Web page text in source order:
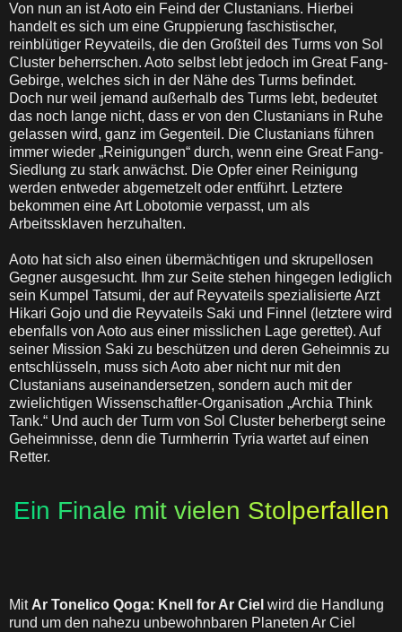
Von nun an ist Aoto ein Feind der Clustanians. Hierbei
handelt es sich um eine Gruppierung faschistischer,
reinblütiger Reyvateils, die den Großteil des Turms von Sol
Cluster beherrschen. Aoto selbst lebt jedoch im Great Fang-
Gebirge, welches sich in der Nähe des Turms befindet.
Doch nur weil jemand außerhalb des Turms lebt, bedeutet
das noch lange nicht, dass er von den Clustanians in Ruhe
gelassen wird, ganz im Gegenteil. Die Clustanians führen
immer wieder „Reinigungen“ durch, wenn eine Great Fang-
Siedlung zu stark anwächst. Die Opfer einer Reinigung
werden entweder abgemetzelt oder entführt. Letztere
bekommen eine Art Lobotomie verpasst, um als
Arbeitssklaven herzuhalten.
Aoto hat sich also einen übermächtigen und skrupellosen
Gegner ausgesucht. Ihm zur Seite stehen hingegen lediglich
sein Kumpel Tatsumi, der auf Reyvateils spezialisierte Arzt
Hikari Gojo und die Reyvateils Saki und Finnel (letztere wird
ebenfalls von Aoto aus einer misslichen Lage gerettet). Auf
seiner Mission Saki zu beschützen und deren Geheimnis zu
entschlüsseln, muss sich Aoto aber nicht nur mit den
Clustanians auseinandersetzen, sondern auch mit der
zwielichtigen Wissenschaftler-Organisation „Archia Think
Tank.“ Und auch der Turm von Sol Cluster beherbergt seine
Geheimnisse, denn die Turmherrin Tyria wartet auf einen
Retter.
Ein Finale mit vielen Stolperfallen
Mit Ar Tonelico Qoga: Knell for Ar Ciel wird die Handlung
rund um den nahezu unbewohnbaren Planeten Ar Ciel